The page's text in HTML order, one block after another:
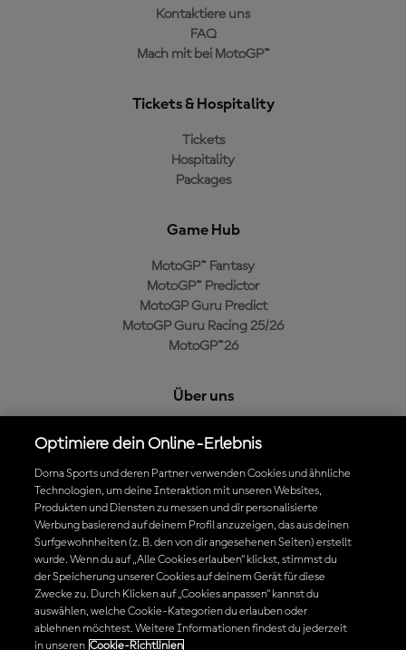
Kontaktiere uns
FAQ
Mach mit bei MotoGP™
Tickets & Hospitality
Tickets
Hospitality
Packages
Game Hub
MotoGP™ Fantasy
MotoGP™ Predictor
MotoGP Guru Predict
MotoGP Guru Racing 25/26
MotoGP™26
Über uns
Cookie-Richtlinien
Geschäftsbedingungen
Datenschutzrichtlinien
Kaufrichtlinie
Die offizielle MotoGP™ App herunterladen
Optimiere dein Online-Erlebnis
Dorna Sports und deren Partner verwenden Cookies und ähnliche
Technologien, um deine Interaktion mit unseren Websites,
Produkten und Diensten zu messen und dir personalisierte
Werbung basierend auf deinem Profil anzuzeigen, das aus deinen
Surfgewohnheiten (z. B. den von dir angesehenen Seiten) erstellt
wurde. Wenn du auf „Alle Cookies erlauben“ klickst, stimmst du
der Speicherung unserer Cookies auf deinem Gerät für diese
Zwecke zu. Durch Klicken auf „Cookies anpassen“ kannst du
auswählen, welche Cookie-Kategorien du erlauben oder
ablehnen möchtest. Weitere Informationen findest du jederzeit
in unseren Cookie-Richtlinien